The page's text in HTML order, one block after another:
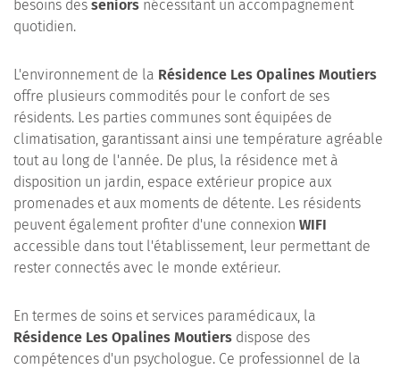
besoins des seniors nécessitant un accompagnement
quotidien.
L'environnement de la Résidence Les Opalines Moutiers
offre plusieurs commodités pour le confort de ses
résidents. Les parties communes sont équipées de
climatisation, garantissant ainsi une température agréable
tout au long de l'année. De plus, la résidence met à
disposition un jardin, espace extérieur propice aux
promenades et aux moments de détente. Les résidents
peuvent également profiter d'une connexion WIFI
accessible dans tout l'établissement, leur permettant de
rester connectés avec le monde extérieur.
En termes de soins et services paramédicaux, la
Résidence Les Opalines Moutiers dispose des
compétences d'un psychologue. Ce professionnel de la